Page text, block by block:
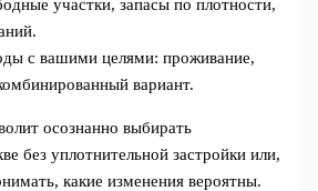
участки, запасы по плотности,
с вашими целями: проживание,
вариант.
осознанно выбирать
без уплотнительной застройки или,
какие изменения вероятны.